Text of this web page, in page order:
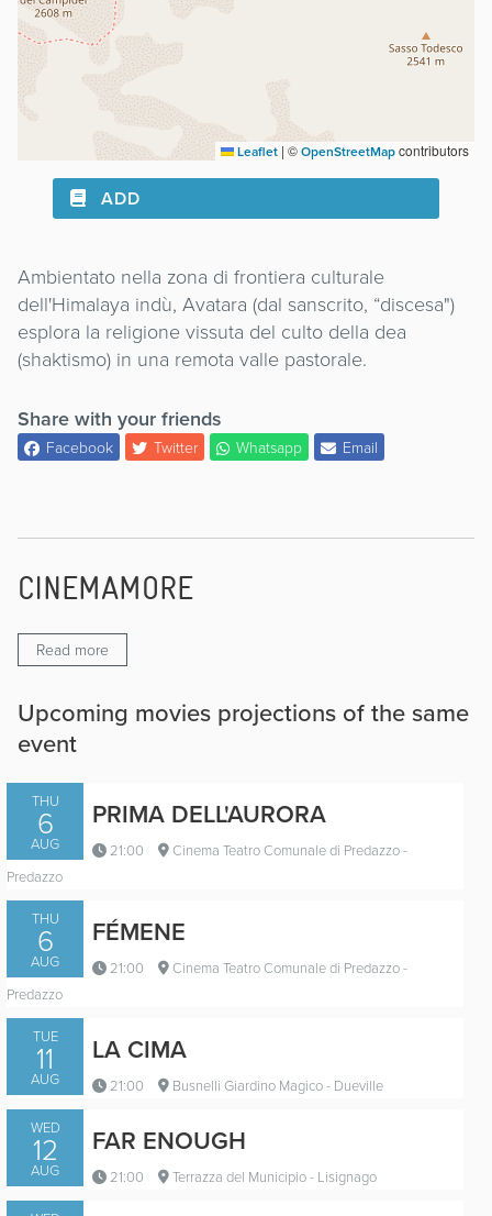
Leaflet | ©OpenStreetMapcontributors
ADD
Ambientato nella zona di frontiera culturale
dell'Himalaya indù, Avatara (dal sanscrito, “discesa")
esplora la religione vissuta del culto della dea
(shaktismo) in una remota valle pastorale.
Share with your friends
Facebook Twitter Whatsapp Email
CINEMAMORE
Read more
Upcoming movies projections of the same
event
THU
6
AUG
PRIMA DELL'AURORA
21:00
Cinema Teatro Comunale di Predazzo -
Predazzo
Trailer
THU
6
AUG
FÉMENE
21:00
Cinema Teatro Comunale di Predazzo -
Predazzo
TUE
11
AUG
LA CIMA
21:00 Busnelli Giardino Magico - Dueville
WED
12
AUG
FAR ENOUGH
21:00 Terrazza del Municipio - Lisignago